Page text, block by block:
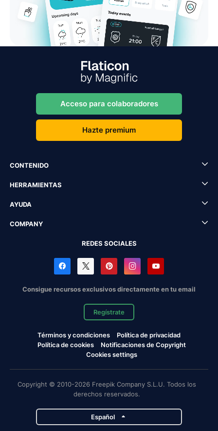
Acceso para colaboradores
Hazte premium
CONTENIDO
HERRAMIENTAS
AYUDA
COMPANY
REDES SOCIALES
Consigue recursos exclusivos directamente en tu email
Regístrate
Términos y condiciones
Política de privacidad
Política de cookies
Notificaciones de Copyright
Cookies settings
Copyright © 2010-2026 Freepik Company S.L.U. Todos los
derechos reservados.
Español